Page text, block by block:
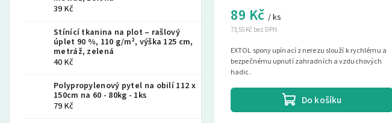
39 Kč
Stínící tkanina na plot – rašlový
úplet 90 %, 110 g/m², výška 125 cm,
metráž, zelená
40 Kč
Polypropylenový pytel na obilí 112 x
150cm na 60 - 80kg - 1ks
79 Kč
73,55 Kč bez DPH
89 Kč / ks
Do košíku
EXTOL spony upínací z nerezu slouží k rychlému a
bezpečnému upnutí zahradních a vzduchových
hadic.